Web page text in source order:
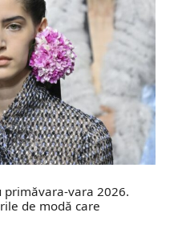
primăvara-vara 2026.
de modă care